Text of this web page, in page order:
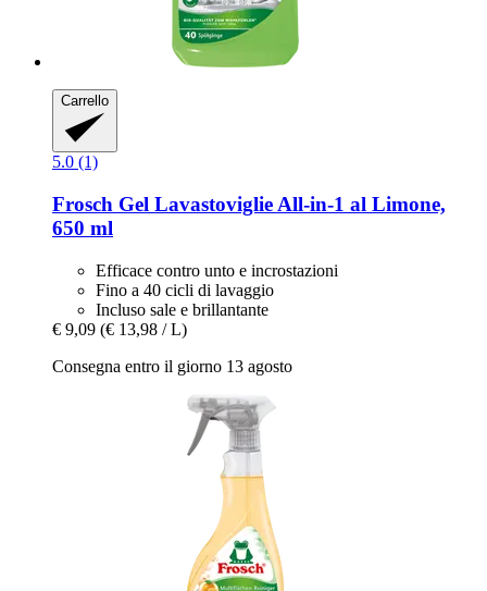
Carrello
5.0 (1)
Frosch Gel Lavastoviglie All-​in-​1 al Limone,
650 ml
Efficace contro unto e incrostazioni
Fino a 40 cicli di lavaggio
Incluso sale e brillantante
€ 9,09 (€ 13,98 / L)
Consegna entro il giorno 13 agosto